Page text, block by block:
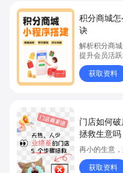
积分商城
诀
解析积分商
提升会员活
略、商城灵
搭建与运营
获取资料
门店如何
拯救生意吗
再小的生意
获取资料